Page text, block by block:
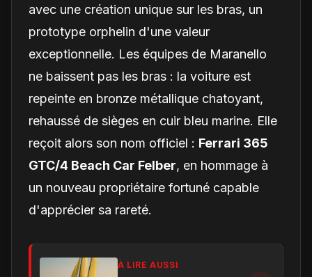
avec une création unique sur les bras, un
prototype orphelin d'une valeur
exceptionnelle. Les équipes de Maranello
ne baissent pas les bras : la voiture est
repeinte en bronze métallique chatoyant,
rehaussé de sièges en cuir bleu marine. Elle
reçoit alors son nom officiel : Ferrari 365
GTC/4 Beach Car Felber, en hommage à
un nouveau propriétaire fortuné capable
d'apprécier sa rareté.
À LIRE AUSSI